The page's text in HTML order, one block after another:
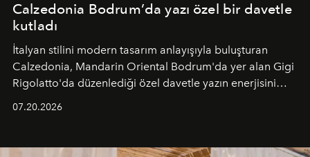
Calzedonia Bodrum’da yazı özel bir davetle
kutladı
İtalyan stilini modern tasarım anlayışıyla buluşturan
Calzedonia, Mandarin Oriental Bodrum'da yer alan Gigi
Rigolatto'da düzenlediği özel davetle yazın enerjisini
07.20.2026